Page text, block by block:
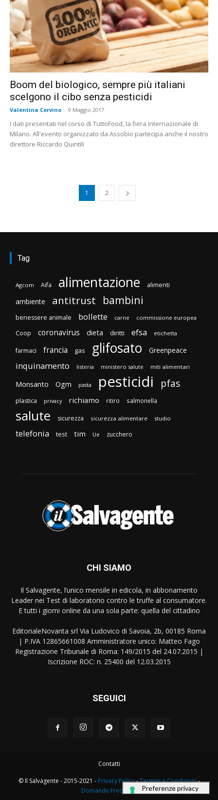
Boom del biologico, sempre più italiani
scelgono il cibo senza pesticidi
Valentina Corvino - 9 Maggio 2017
I dati presentati nel corso di TuttoFood, la fiera internazionale di
Milano. All'evento organizzato da Assobio partecipa anche il nostro
direttore Riccardo Quintili
1 2
Tag
Agcom Aifa alimentazione alimenti
ambiente antitrust bambini
benessere animale bollette carne commissione europea
Coop coronavirus dieta diritti efsa etichetta
farmaci francia gas glifosato Greenpeace
inquinamento listeria ministero salute miti alimentari
Monsanto Ogm pasta pesticidi pfas
plastica privacy richiamo ritiro salmonella
salute sicurezza sicurezza alimentare studio
telefonia test tim Ue zucchero
CHI SIAMO
Il Salvagente, l’unico mensile in edicola, in abbonamento
Leader nei Test di laboratorio contro le truffe al consumatore.
E tutti i giorni online da una sola parte: quella del cittadino
EditorialeNovanta srl Via Ludovico di Savoia, 2b, 00185 Roma
| P.IVA 12865661008 Amministratore unico: Matteo Fago
Registrazione Tribunale di Roma: 149/2015 del 24.07.2015 |
Iscrizione ROC: n. 25400 del 12.03.2015
SEGUICI
Contatti
© Il Salvagente - 2015-2021 - Privacy Policy-Termini e Condizioni-
Domande Frequenti